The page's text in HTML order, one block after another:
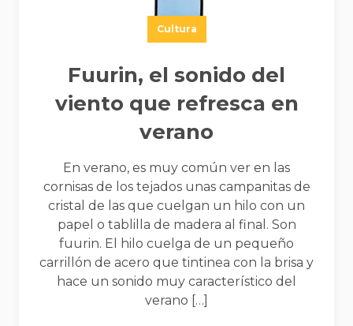
Cultura
Fuurin, el sonido del
viento que refresca en
verano
En verano, es muy común ver en las
cornisas de los tejados unas campanitas de
cristal de las que cuelgan un hilo con un
papel o tablilla de madera al final. Son
fuurin. El hilo cuelga de un pequeño
carrillón de acero que tintinea con la brisa y
hace un sonido muy característico del
verano […]